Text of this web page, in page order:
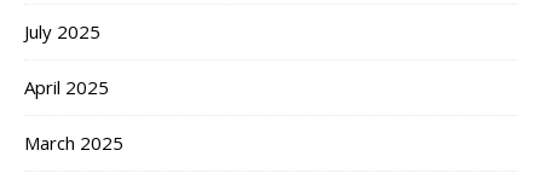
July 2025
April 2025
March 2025